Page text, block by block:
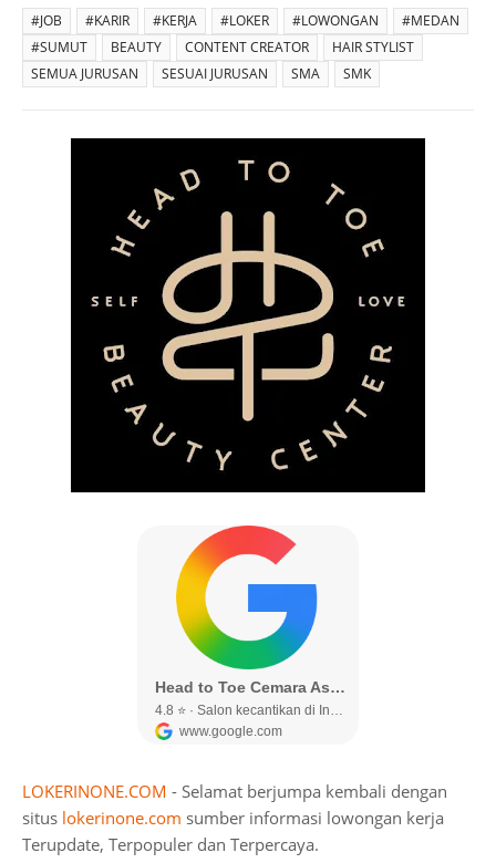
#JOB #KARIR #KERJA #LOKER #LOWONGAN
#MEDAN
#SUMUT
BEAUTY CONTENT CREATOR
HAIR STYLIST
SEMUA JURUSAN
SESUAI JURUSAN SMA SMK
LOKERINONE.COM - Selamat berjumpa kembali dengan
situs lokerinone.com sumber informasi lowongan kerja
Terupdate, Terpopuler dan Terpercaya.